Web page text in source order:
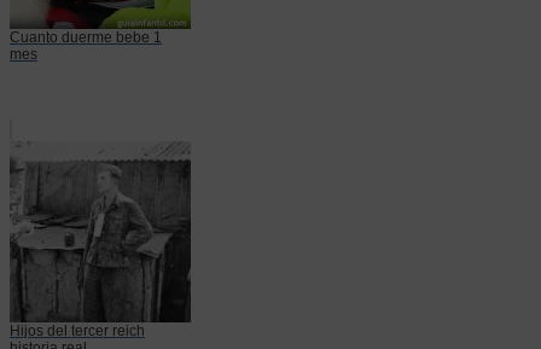
Cuanto duerme bebe 1
mes
Hijos del tercer reich